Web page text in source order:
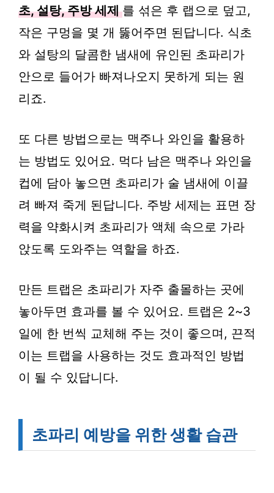
초, 설탕, 주방 세제 를 섞은 후 랩으로 덮고,
작은 구멍을 몇 개 뚫어주면 된답니다. 식초
와 설탕의 달콤한 냄새에 유인된 초파리가
안으로 들어가 빠져나오지 못하게 되는 원
리죠.
또 다른 방법으로는 맥주나 와인을 활용하
는 방법도 있어요. 먹다 남은 맥주나 와인을
컵에 담아 놓으면 초파리가 술 냄새에 이끌
려 빠져 죽게 된답니다. 주방 세제는 표면 장
력을 약화시켜 초파리가 액체 속으로 가라
앉도록 도와주는 역할을 하죠.
만든 트랩은 초파리가 자주 출몰하는 곳에
놓아두면 효과를 볼 수 있어요. 트랩은 2~3
일에 한 번씩 교체해 주는 것이 좋으며, 끈적
이는 트랩을 사용하는 것도 효과적인 방법
이 될 수 있답니다.
초파리 예방을 위한 생활 습관